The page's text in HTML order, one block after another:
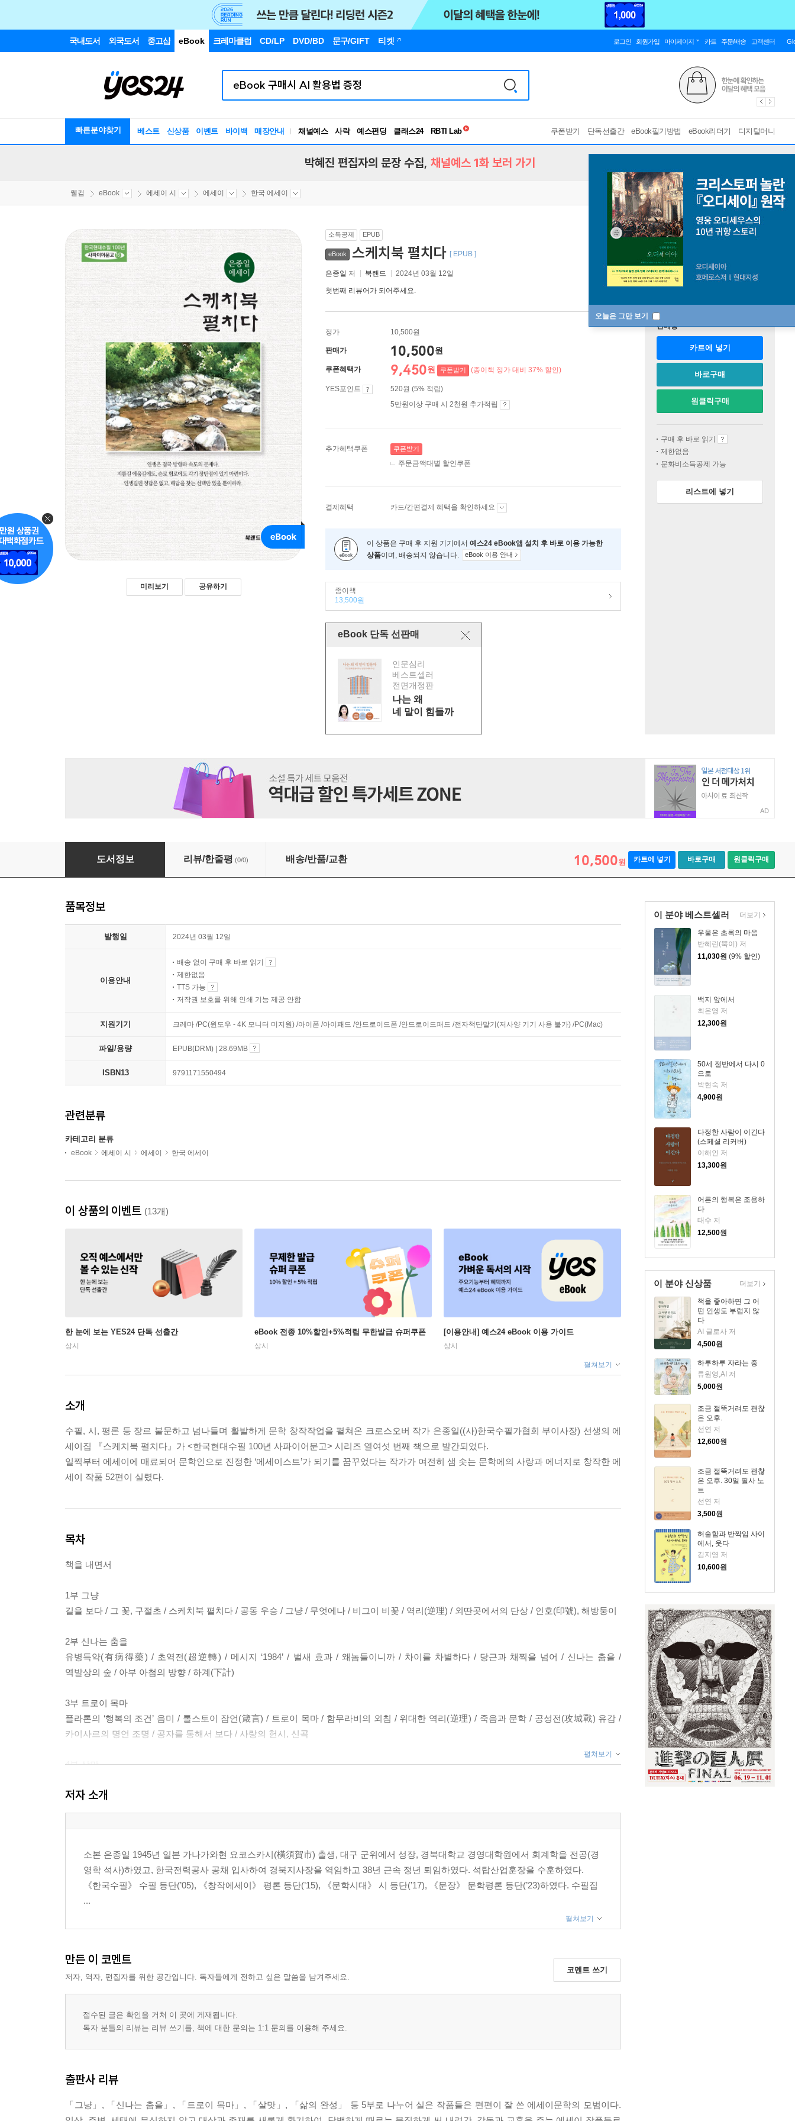
국내도서 외국도서 중고샵 eBook 크레마클럽 CD/LP DVD/BD 문구/GIFT 티켓 로그인 회원가입 마이페이지 카트 주문/배송 고객센터
빠른분야찾기 베스트 신상품 이벤트 바이백 매장안내 채널예스 사락 예스펀딩 클래스24
독서유형검사
쿠폰받기 단독선출간 eBook필기방법 eBook리더기 디지털머니
오늘은 그만 보기
박혜진 편집자의 문장 수집, 채널예스 1화 보러 가기
웰컴 eBook 에세이 시 에세이 한국 에세이
미리보기 공유하기
소득공제 EPUB
eBook 스케치북 펼치다 [ EPUB ]
은종일 저 북랜드 2024년 03월 12일
첫번째 리뷰어가 되어주세요.
정가 10,500원
판매가 10,500원
쿠폰혜택가 9,450원 쿠폰받기 (종이책 정가 대비 37% 할인)
YES포인트
520원 (5% 적립)
5만원이상 구매 시 2천원 추가적립
추가혜택쿠폰 쿠폰받기
주문금액대별 할인쿠폰
결제혜택 카드/간편결제 혜택을 확인하세요
이 상품은 구매 후 지원 기기에서 예스24 eBook앱 설치 후 바로 이용 가능한
상품이며, 배송되지 않습니다. eBook 이용 안내
종이책
13,500원
eBook 단독 선판매
인문심리
베스트셀러
전면개정판
나는 왜
네 말이 힘들까
판매중
카트에 넣기
바로구매
원클릭구매
구매 후 바로 읽기
제한없음
문화비소득공제 가능
리스트에 넣기
AD
스케치북 펼치다
도서정보 리뷰/한줄평 (0/0) 배송/반품/교환 10,500원 카트에 넣기 바로구매 원클릭구매
이 분야 베스트셀러
우울은 초록의 마음
반혜린(뿍이) 저
11,030원 (9% 할인)
백지 앞에서
최은영 저
12,300원
50세 절반에서 다시 0
으로
박현숙 저
4,900원
다정한 사람이 이긴다
(스페셜 리커버)
이해인 저
13,300원
어른의 행복은 조용하
다
태수 저
12,500원
더보기
이 분야 신상품
책을 좋아하면 그 어
떤 인생도 부럽지 않
다
AI 글로사 저
4,500원
하루하루 자라는 중
류원영,AI 저
5,000원
조금 절뚝거려도 괜찮
은 오후.
선연 저
12,600원
조금 절뚝거려도 괜찮
은 오후. 30일 필사 노
트
선연 저
3,500원
허술함과 반짝임 사이
에서, 웃다
김지영 저
10,600원
더보기
품목정보
발행일 2024년 03월 12일
이용안내
배송 없이 구매 후 바로 읽기
제한없음
TTS 가능
저작권 보호를 위해 인쇄 기능 제공 안함
지원기기 크레마 /PC(윈도우 - 4K 모니터 미지원) /아이폰 /아이패드 /안드로이드폰 /안드로이드패드 /전자책단말기(저사양 기기 사용 불가) /PC(Mac)
파일/용량 EPUB(DRM) | 28.69MB
ISBN13 9791171550494
관련분류
카테고리 분류
eBook 에세이 시 에세이 한국 에세이
이 상품의 이벤트 (13개)
한 눈에 보는 YES24 단독 선출간
상시
eBook 전종 10%할인+5%적립 무한발급 슈퍼쿠폰
상시
[이용안내] 예스24 eBook 이용 가이드
상시
펼쳐보기
소개
수필, 시, 평론 등 장르 불문하고 넘나들며 활발하게 문학 창작작업을 펼쳐온 크로스오버 작가 은종일((사)한국수필가협회 부이사장) 선생의 에
세이집 『스케치북 펼치다』가 <한국현대수필 100년 사파이어문고> 시리즈 열여섯 번째 책으로 발간되었다.
일찍부터 에세이에 매료되어 문학인으로 진정한 ‘에세이스트’가 되기를 꿈꾸었다는 작가가 여전히 샘 솟는 문학에의 사랑과 에너지로 창작한 에
세이 작품 52편이 실렸다.
목차
책을 내면서
1부 그냥
길을 보다 / 그 꽃, 구절초 / 스케치북 펼치다 / 공동 우승 / 그냥 / 무엇에나 / 비그이 비꽃 / 역리(逆理) / 외딴곳에서의 단상 / 인호(印號), 해방둥이
2부 신나는 춤을
유병득약(有病得藥) / 초역전(超逆轉) / 메시지 ‘1984’ / 벌새 효과 / 왜놈들이니까 / 차이를 차별하다 / 당근과 채찍을 넘어 / 신나는 춤을 /
역발상의 숲 / 아부 아첨의 방향 / 하계(下計)
3부 트로이 목마
플라톤의 ‘행복의 조건’ 음미 / 톨스토이 잠언(箴言) / 트로이 목마 / 함무라비의 외침 / 위대한 역리(逆理) / 죽음과 문학 / 공성전(攻城戰) 유감 /
카이사르의 명언 조명 / 공자를 통해서 보다 / 사랑의 헌시, 신곡
4부 살맛
동명이찰(同名異刹) 법주사(法住寺) / 화양구곡에서 화양연화를 보다
꿈 / 4연(然) / 퇴고(推敲) / 찰스 램과의 동행 / 수필, 문학을 짓는다
작가 문학 연보
펼쳐보기
저자 소개
소본 은종일 1945년 일본 가나가와현 요코스카시(橫須賀市) 출생, 대구 군위에서 성장, 경북대학교 경영대학원에서 회계학을 전공(경
영학 석사)하였고, 한국전력공사 공채 입사하여 경북지사장을 역임하고 38년 근속 정년 퇴임하였다. 석탑산업훈장을 수훈하였다.
《한국수필》 수필 등단(’05), 《창작에세이》 평론 등단(’15), 《문학시대》 시 등단(’17), 《문장》 문학평론 등단(’23)하였다. 수필집
...
펼쳐보기
만든 이 코멘트
저자, 역자, 편집자를 위한 공간입니다. 독자들에게 전하고 싶은 말씀을 남겨주세요.
코멘트 쓰기
접수된 글은 확인을 거쳐 이 곳에 게재됩니다.
독자 분들의 리뷰는 리뷰 쓰기를, 책에 대한 문의는 1:1 문의를 이용해 주세요.
출판사 리뷰
「그냥」, 「신나는 춤을」, 「트로이 목마」, 「살맛」, 「삶의 완성」 등 5부로 나누어 실은 작품들은 편편이 잘 쓴 에세이문학의 모범이다.